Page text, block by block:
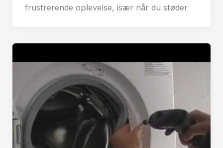
frustrerende oplevelse, især når du støder